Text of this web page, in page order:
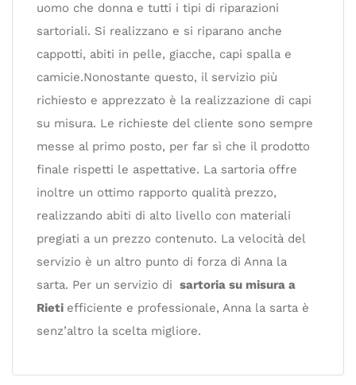
uomo che donna e tutti i tipi di riparazioni
sartoriali. Si realizzano e si riparano anche
cappotti, abiti in pelle, giacche, capi spalla e
camicie.Nonostante questo, il servizio più
richiesto e apprezzato è la realizzazione di capi
su misura. Le richieste del cliente sono sempre
messe al primo posto, per far sì che il prodotto
finale rispetti le aspettative. La sartoria offre
inoltre un ottimo rapporto qualità prezzo,
realizzando abiti di alto livello con materiali
pregiati a un prezzo contenuto. La velocità del
servizio è un altro punto di forza di Anna la
sarta. Per un servizio di sartoria su misura a
Rieti efficiente e professionale, Anna la sarta è
senz’altro la scelta migliore.